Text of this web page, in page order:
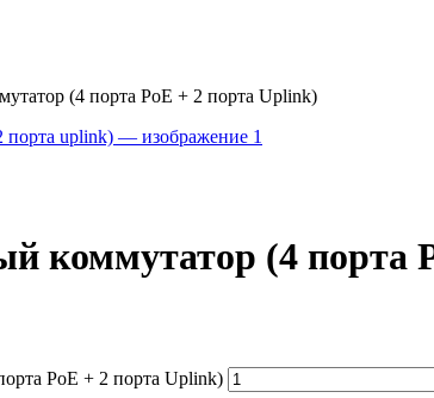
(4 порта PoE + 2 порта Uplink)
коммутатор (4 порта
PoE + 2 порта Uplink)